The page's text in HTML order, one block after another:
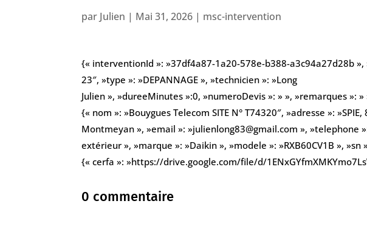
par Julien | Mai 31, 2026 | msc-intervention
{« interventionId »: »37df4a87-1a20-578e-b388-a3c94a27d28b »,
23″, »type »: »DEPANNAGE », »technicien »: »Long
Julien », »dureeMinutes »:0, »numeroDevis »: » », »remarques »:
{« nom »: »Bouygues Telecom SITE N° T74320″, »adresse »: »SPIE,
Montmeyan », »email »: »julienlong83@gmail.com », »telephone
extérieur », »marque »: »Daikin », »modele »: »RXB60CV1B »,
{« cerfa »: »https://drive.google.com/file/d/
0 commentaire